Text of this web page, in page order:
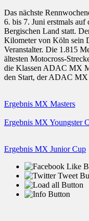
Das nächste
6. bis 7. Juni erstmals
Bergischen Land statt.
Kilometer von Köln sein
Veranstalter. Die 1.815
ältesten Motocross-
die Klassen ADAC MX
den Start, der ADAC MX
Ergebnis MX Masters
Ergebnis MX Youngster
Ergebnis MX Junior Cup